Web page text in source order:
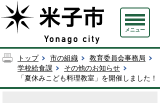
メニュー
トップ 市の組織
教育委員会事務局
学校給食課
その他のお知らせ
「夏休みこども料理教室」を開催しました！